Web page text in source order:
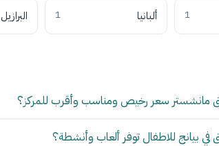
1 ألبانيا 1 البرازيل
مانشستر سعر رخيص ومناسب وأقرب للمركز؟
بيانج للاطفال توفر ألعاب وأنشطة؟